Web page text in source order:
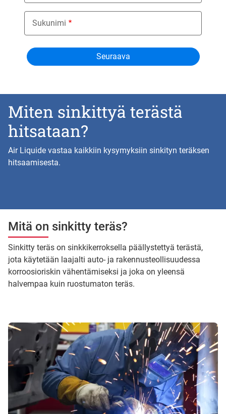
Miten sinkittyä terästä
hitsataan?
Air Liquide vastaa kaikkiin kysymyksiin sinkityn teräksen
hitsaamisesta.
Mitä on sinkitty teräs?
Sinkitty teräs on sinkkikerroksella päällystettyä terästä,
jota käytetään laajalti auto- ja rakennusteollisuudessa
korroosioriskin vähentämiseksi ja joka on yleensä
halvempaa kuin ruostumaton teräs.
Sukunimi